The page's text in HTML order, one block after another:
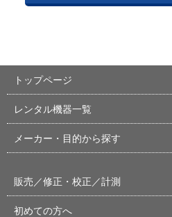
トップページ
レンタル機器一覧
メーカー・目的から探す
販売／修正・校正／計測
初めての方へ